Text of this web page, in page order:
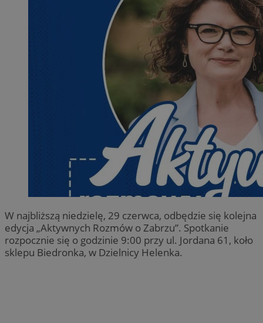
W najbliższą niedzielę, 29 czerwca, odbędzie się kolejna
edycja „Aktywnych Rozmów o Zabrzu”. Spotkanie
rozpocznie się o godzinie 9:00 przy ul. Jordana 61, koło
sklepu Biedronka, w Dzielnicy Helenka.